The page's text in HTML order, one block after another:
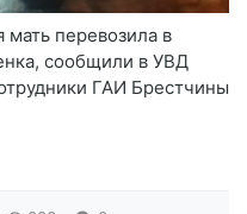
мать перевозила в
сообщили в УВД
ГАИ Брестчины